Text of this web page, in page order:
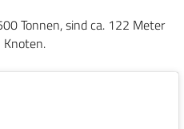
Tonnen, sind ca. 122 Meter